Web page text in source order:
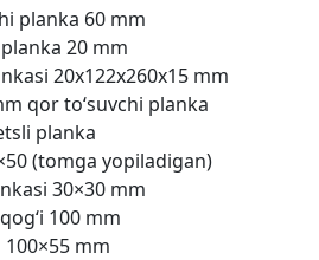
planka 60 mm
20 mm
20x122x260x15 mm
qor to‘suvchi planka
planka
(tomga yopiladigan)
30×30 mm
100 mm
mm